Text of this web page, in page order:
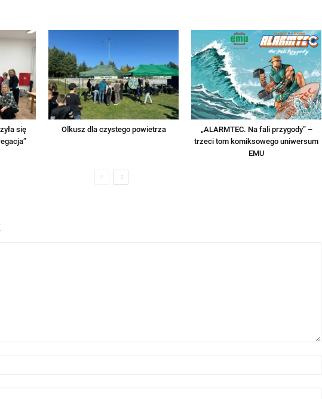
się
Olkusz dla czystego powietrza
„ALARMTEC. Na fali przygody” –
trzeci tom komiksowego uniwersum
EMU